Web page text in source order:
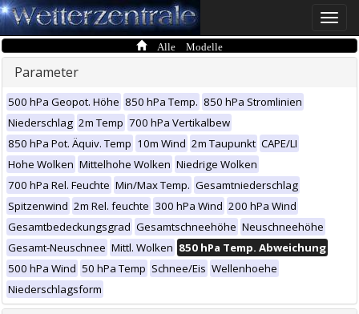
Toggle
Alle Modelle
Parameter
500 hPa Geopot. Höhe 850 hPa Temp. 850 hPa Stromlinien
Niederschlag 2m Temp 700 hPa Vertikalbew
850 hPa Pot. Äquiv. Temp 10m Wind 2m Taupunkt CAPE/LI
Hohe Wolken Mittelhohe Wolken Niedrige Wolken
700 hPa Rel. Feuchte Min/Max Temp. Gesamtniederschlag
Spitzenwind 2m Rel. feuchte 300 hPa Wind 200 hPa Wind
Gesamtbedeckungsgrad Gesamtschneehöhe Neuschneehöhe
Gesamt-Neuschnee Mittl. Wolken 850 hPa Temp. Abweichung
500 hPa Wind 50 hPa Temp Schnee/Eis Wellenhoehe
Niederschlagsform